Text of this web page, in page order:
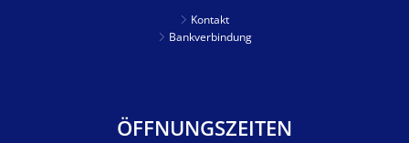
Kontakt
Bankverbindung
ÖFFNUNGSZEITEN